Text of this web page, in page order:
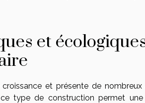
et
et présente de
type de construction permet